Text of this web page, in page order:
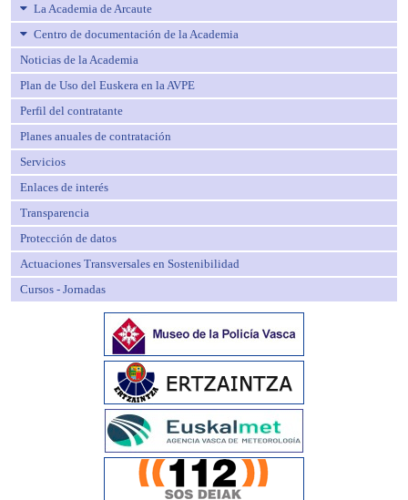
La Academia de Arcaute
Centro de documentación de la Academia
Noticias de la Academia
Plan de Uso del Euskera en la AVPE
Perfil del contratante
Planes anuales de contratación
Servicios
Enlaces de interés
Transparencia
Protección de datos
Actuaciones Transversales en Sostenibilidad
Cursos - Jornadas